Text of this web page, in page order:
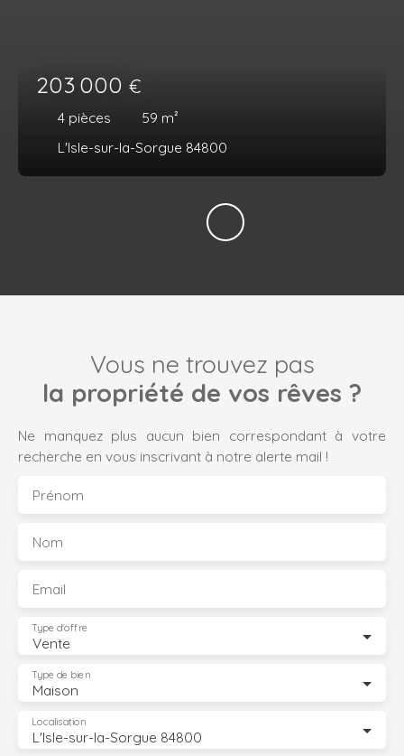
203 000 €
4 pièces 59 m²
L'Isle-sur-la-Sorgue 84800
Vous ne trouvez pas
la propriété de vos rêves ?
Ne manquez plus aucun bien correspondant à votre
recherche en vous inscrivant à notre alerte mail !
Prénom
Nom
Email
Vente
Type d'offre
Maison
Type de bien
L'Isle-sur-la-Sorgue 84800
Localisation